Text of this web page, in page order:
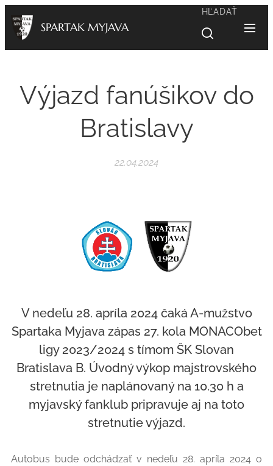
SPARTAK MYJAVA
HĽADAŤ
Výjazd fanúšikov do
Bratislavy
22.04.2024
V nedeľu 28. apríla 2024 čaká A-mužstvo
Spartaka Myjava zápas 27. kola MONACObet
ligy 2023/2024 s tímom ŠK Slovan
Bratislava B. Úvodný výkop majstrovského
stretnutia je naplánovaný na 10.30 h a
myjavský fanklub pripravuje aj na toto
stretnutie výjazd.
Autobus bude odchádzať v nedeľu 28. apríla 2024 o